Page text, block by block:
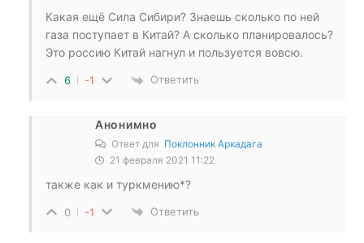
Какая ещё Сила Сибири? Знаешь сколько по ней
газа поступает в Китай? А сколько планировалось?
Это россию Китай нагнул и пользуется вовсю.
6 -1 Ответить
Анонимно
Ответ для Поклонник Аркадага
21 февраля 2021 11:22
также как и туркмению*?
0 -1 Ответить